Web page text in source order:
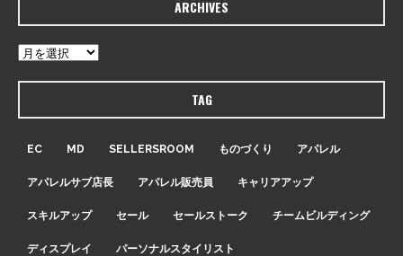
ARCHIVES
TAG
EC MD SELLERSROOM ものづくり アパレル
アパレルサブ店長 アパレル販売員 キャリアアップ
スキルアップ セール セールストーク チームビルディング
ディスプレイ パーソナルスタイリスト